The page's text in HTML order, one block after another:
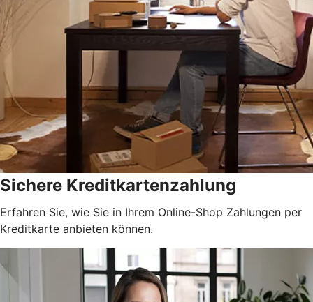
Sichere Kreditkartenzahlung
Erfahren Sie, wie Sie in Ihrem Online-Shop Zahlungen per
Kreditkarte anbieten können.